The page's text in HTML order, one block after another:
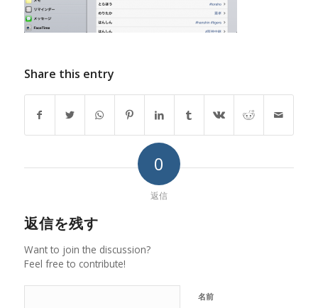
Share this entry
0
返信
返信を残す
Want to join the discussion?
Feel free to contribute!
名前